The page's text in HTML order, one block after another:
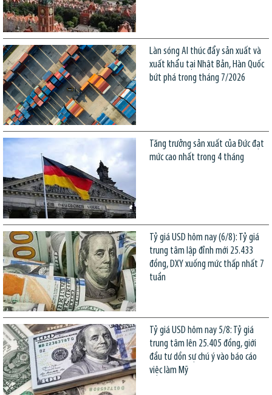
Làn sóng AI thúc đẩy sản xuất và
xuất khẩu tại Nhật Bản, Hàn Quốc
bứt phá trong tháng 7/2026
Tăng trưởng sản xuất của Đức đạt
mức cao nhất trong 4 tháng
Tỷ giá USD hôm nay (6/8): Tỷ giá
trung tâm lập đỉnh mới 25.433
đồng, DXY xuống mức thấp nhất 7
tuần
Tỷ giá USD hôm nay 5/8: Tỷ giá
trung tâm lên 25.405 đồng, giới
đầu tư dồn sự chú ý vào báo cáo
việc làm Mỹ